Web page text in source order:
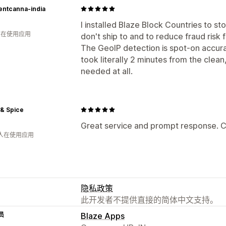
I installed Blaze Block Countries to
don't ship to and to reduce fraud risk
The GeoIP detection is spot-on
took literally 2 minutes from the
needed at all.
india
使用应用
Great service and prompt response.
Spice
在使用应用
隐私政策
此开发者不提供直接的简体中文支持。
Blaze Apps